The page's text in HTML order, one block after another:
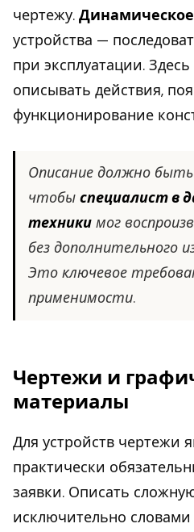
чертежу.
устройства —
при эксплуатации.
описывать действия,
функционирование
Описание должно
чтобы специалист в
техники мог
без дополнительного
Это ключевое
применимости.
Чертежи и
материалы
Для устройств чертежи
практически
заявки. Описать
исключительно